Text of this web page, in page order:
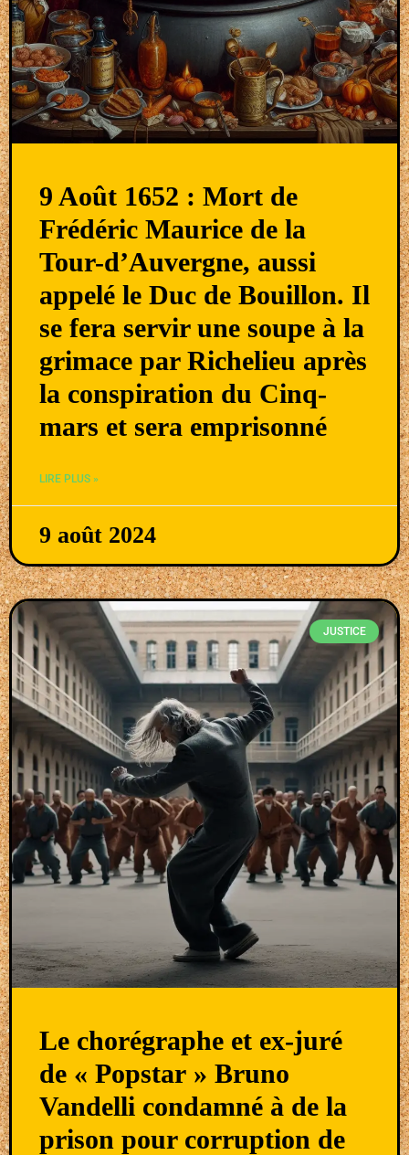
9 Août 1652 : Mort de
Frédéric Maurice de la
Tour-d’Auvergne, aussi
appelé le Duc de Bouillon. Il
se fera servir une soupe à la
grimace par Richelieu après
la conspiration du Cinq-
mars et sera emprisonné
LIRE PLUS »
9 août 2024
JUSTICE
Le chorégraphe et ex-juré
de « Popstar » Bruno
Vandelli condamné à de la
prison pour corruption de